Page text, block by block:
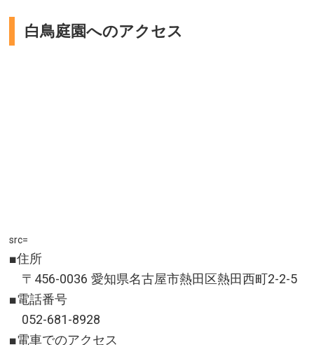
白鳥庭園へのアクセス
src=
■住所
〒456-0036 愛知県名古屋市熱田区熱田西町2-2-5
■電話番号
052-681-8928
■電車でのアクセス